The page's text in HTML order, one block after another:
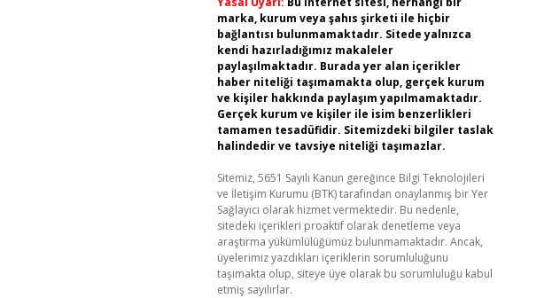
marka, kurum veya şahıs şirketi ile hiçbir
bağlantısı bulunmamaktadır. Sitede yalnızca
kendi hazırladığımız makaleler
paylaşılmaktadır. Burada yer alan içerikler
haber niteliği taşımamakta olup, gerçek kurum
ve kişiler hakkında paylaşım yapılmamaktadır.
Gerçek kurum ve kişiler ile isim benzerlikleri
tamamen tesadüfidir. Sitemizdeki bilgiler taslak
halindedir ve tavsiye niteliği taşımazlar.
Sitemiz, 5651 Sayılı Kanun gereğince Bilgi Teknolojileri
ve İletişim Kurumu (BTK) tarafından onaylanmış bir Yer
Sağlayıcı olarak hizmet vermektedir. Bu nedenle,
sitedeki içerikleri proaktif olarak denetleme veya
araştırma yükümlülüğümüz bulunmamaktadır. Ancak,
üyelerimiz yazdıkları içeriklerin sorumluluğunu
taşımakta olup, siteye üye olarak bu sorumluluğu kabul
etmiş sayılırlar.